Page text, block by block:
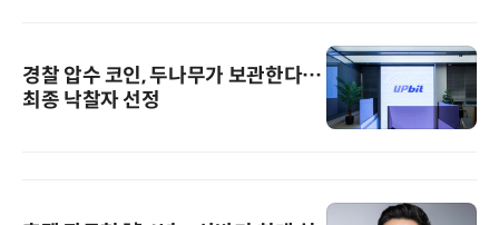
경찰 압수 코인, 두나무가 보관한다…
최종 낙찰자 선정